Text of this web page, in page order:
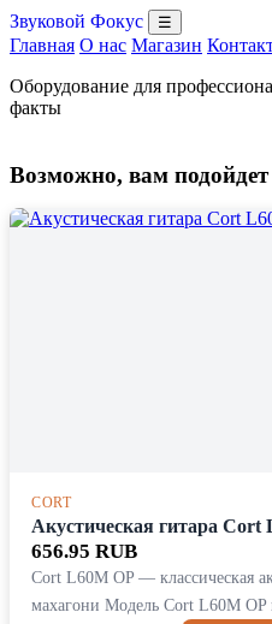
Звуковой Фокус ☰
Главная О нас Магазин
Оборудование для
факты
Возможно, вам подойдет
CORT
Акустическая гитара Cort
656.95 RUB
Cort L60M OP — классическая
махагони Модель Cort L60M OP